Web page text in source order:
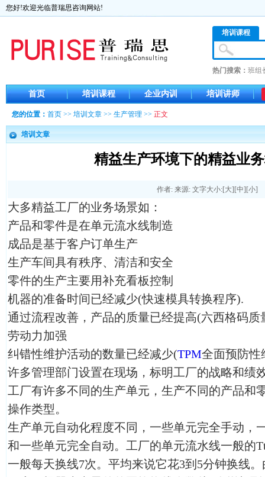
您好!欢迎光临普瑞思咨询网站!
培训课程
热门搜索： 班组
首页 培训课程 企业内训 培训讲师
您的位置： 首页 >> 培训文章 >> 生产管理 >> 正文
培训文章
精益生产环境下的精益业
作者: 来源: 文字大小:[大][中][小]
大多精益工厂的业务场景如：
产品和零件是在单元流水线制造
成品是基于客户订单生产
生产车间具有秩序、清洁和安全
零件的生产主要用补充看板控制
机器的准备时间已经减少(快速模具转换程序).
通过流程改善，产品的质量已经提高(六西格码质
劳动力加强
纠错性维护活动的数量已经减少(TPM全面预防性
许多管理部门设置在现场，标明工厂的战略和绩
工厂有许多不同的生产单元，生产不同的产品和
操作类型。
生产单元自动化程度不同，一些单元完全手动，
和一些单元完全自动。工厂的单元流水线一般的
一般每天换线7次。平均来说它花3到5分钟换线